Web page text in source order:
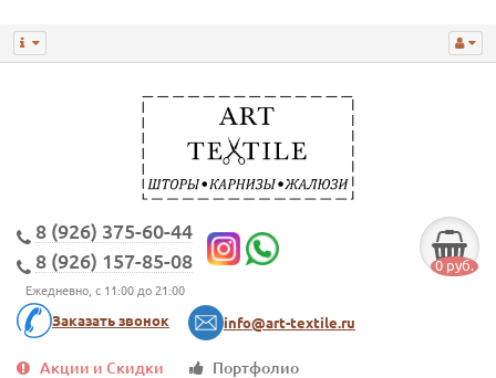
8 (926) 375-60-44
8 (926) 157-85-08
Ежедневно, с 11:00 до 21:00
Заказать звонок info@art-textile.ru
0 руб.
Акции и Скидки
Портфолио